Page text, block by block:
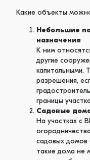
Какие объекты
Небольшие
назначения
К ним
другие
капитальными.
разрешения,
границы
Садовые
На участках с
садовых домов
такие дома не